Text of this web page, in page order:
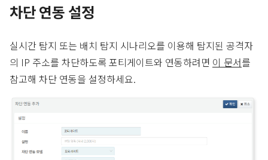
차단 연동 설정
실시간 탐지 또는 배치 탐지 시나리오를 이용해 탐지된 공격자
의 IP 주소를 차단하도록 포티게이트와 연동하려면 이 문서를
참고해 차단 연동을 설정하세요.